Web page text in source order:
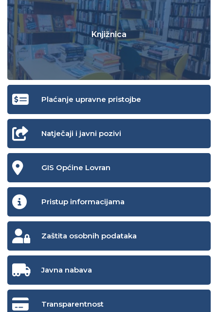
Knjižnica
Plaćanje upravne pristojbe
Natječaji i javni pozivi
GIS Općine Lovran
Pristup informacijama
Zaštita osobnih podataka
Javna nabava
Transparentnost